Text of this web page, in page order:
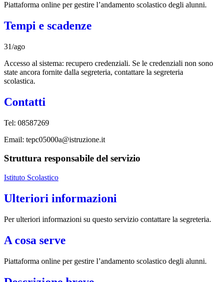
Piattaforma online per gestire l’andamento scolastico degli alunni.
Tempi e scadenze
31/ago
Accesso al sistema: recupero credenziali. Se le credenziali non sono
state ancora fornite dalla segreteria, contattare la segreteria
scolastica.
Contatti
Tel: 08587269
Email: tepc05000a@istruzione.it
Struttura responsabile del servizio
Istituto Scolastico
Ulteriori informazioni
Per ulteriori informazioni su questo servizio contattare la segreteria.
A cosa serve
Piattaforma online per gestire l’andamento scolastico degli alunni.